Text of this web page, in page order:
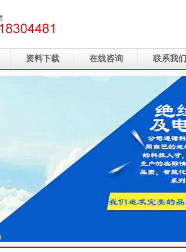
资料下载 在线咨询 联系我们